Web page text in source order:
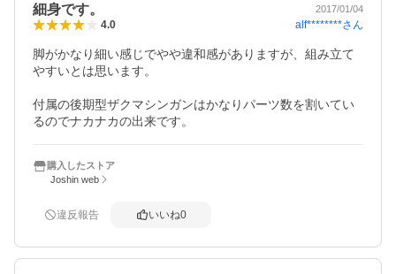
細身です。 2017/01/04
4.0 alf********さん
脚がかなり細い感じでやや違和感がありますが、組み立て
やすいとは思います。
付属の後期型ザクマシンガンはかなりパーツ数を割いてい
るのでナカナカの出来です。
購入したストア
Joshin web
違反報告 いいね0